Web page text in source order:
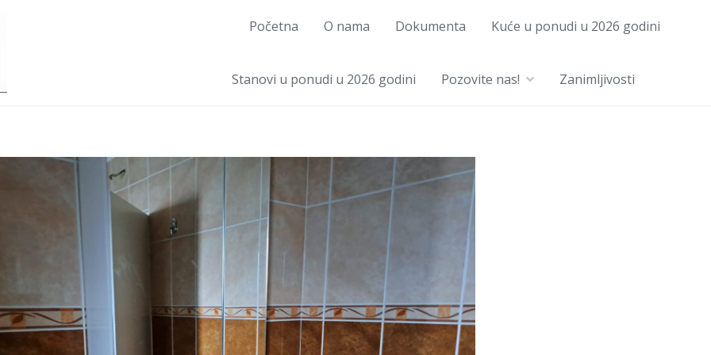
Početna O nama Dokumenta Kuće u ponudi u 2026 godini
Stanovi u ponudi u 2026 godini Pozovite nas! Zanimljivosti